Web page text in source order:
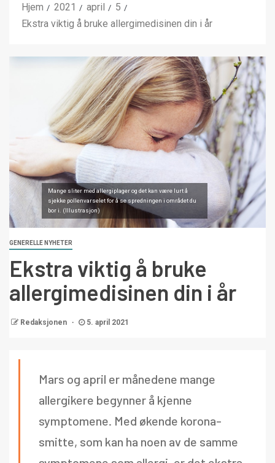
Hjem 2021 april
5
Ekstra viktig å bruke allergimedisinen din i år
Mange sliter med allergiplager og det kan være lurt å
sjekke pollenvarselet for å se spredningen i området du
bor i. (Illustrasjon)
GENERELLE NYHETER
Ekstra viktig å bruke
allergimedisinen din i år
Redaksjonen 5. april 2021
Mars og april er månedene mange
allergikere begynner å kjenne
symptomene. Med økende korona-
smitte, som kan ha noen av de samme